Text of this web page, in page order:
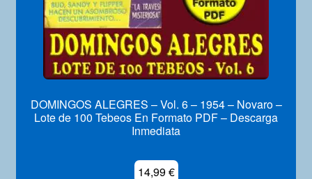
DOMINGOS ALEGRES – Vol. 6 – 1954 – Novaro –
Lote de 100 Tebeos En Formato PDF – Descarga
Inmediata
14,99€